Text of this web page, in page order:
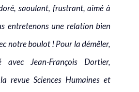
saoulant, frustrant, aimé à
entretenons une relation bien
notre boulot ! Pour la démêler,
Jean-François Dortier,
revue Sciences Humaines et